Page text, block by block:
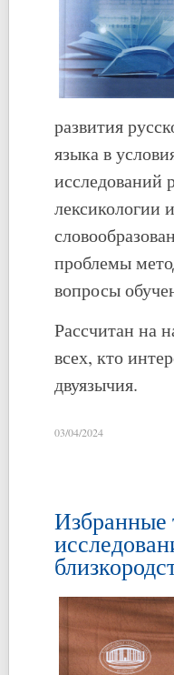
развития
языка в
исследований
лексикологии
проблемы
вопросы
Рассчитан на
всех, кто
двуязычия.
03/04/2024
Избранные